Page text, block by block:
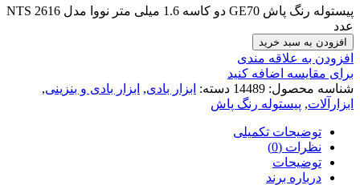
پیستوله رنگ پاش GE70 دو کاسه 1.6 میلی متر نووا مدل NTS 2616
عدد
افزودن به سبد خرید
افزودن به علاقه مندی
برای مقایسه اضافه کنید
شناسه محصول: 14489 دسته: ابزار بادی, ابزار بادی و بنزینی,
ابزارآلات, پیستوله رنگ پاش
توضیحات تکمیلی
نظرات (0)
توضیحات
درباره برند